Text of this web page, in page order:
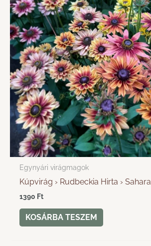
Egynyári virágmagok
Kúpvirág › Rudbeckia Hirta › Sahara
1390 Ft
KOSÁRBA TESZEM